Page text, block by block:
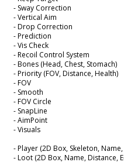
- Sway Correction
- Vertical Aim
- Drop Correction
- Prediction
- Vis Check
- Recoil Control System
- Bones (Head, Chest, Stomach)
- Priority (FOV, Distance, Health)
- FOV
- Smooth
- FOV Circle
- SnapLine
- AimPoint
- Visuals
- Player (2D Box, Skeleton,
- Loot (2D Box, Name, Distance,